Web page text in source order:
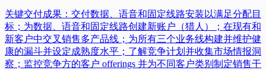
关键交付成果：交付数据、语音和固定线路安装以满足分配目
标；为数据、语音和固定线路创建新账户（猎人）；在现有和
新客户中交叉销售多产品线；为所有三个业务线构建并维护健
康的漏斗并设定成熟度水平；了解竞争计划并收集市场情报洞
察；监控竞争方的客户 offerings 并为不同客户类别制定销售干